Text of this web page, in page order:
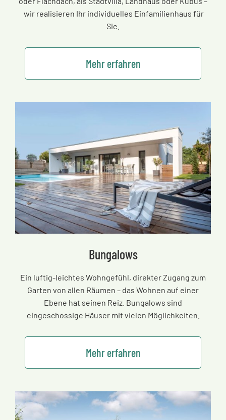
wir realisieren Ihr individuelles Einfamilienhaus für
Sie.
Mehr erfahren
Bungalows
Ein luftig-leichtes Wohngefühl, direkter Zugang zum
Garten von allen Räumen – das Wohnen auf einer
Ebene hat seinen Reiz. Bungalows sind
eingeschossige Häuser mit vielen Möglichkeiten.
Mehr erfahren